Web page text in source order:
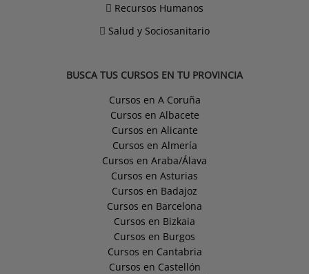
Recursos Humanos
Salud y Sociosanitario
BUSCA TUS CURSOS EN TU PROVINCIA
Cursos en A Coruña
Cursos en Albacete
Cursos en Alicante
Cursos en Almería
Cursos en Araba/Álava
Cursos en Asturias
Cursos en Badajoz
Cursos en Barcelona
Cursos en Bizkaia
Cursos en Burgos
Cursos en Cantabria
Cursos en Castellón